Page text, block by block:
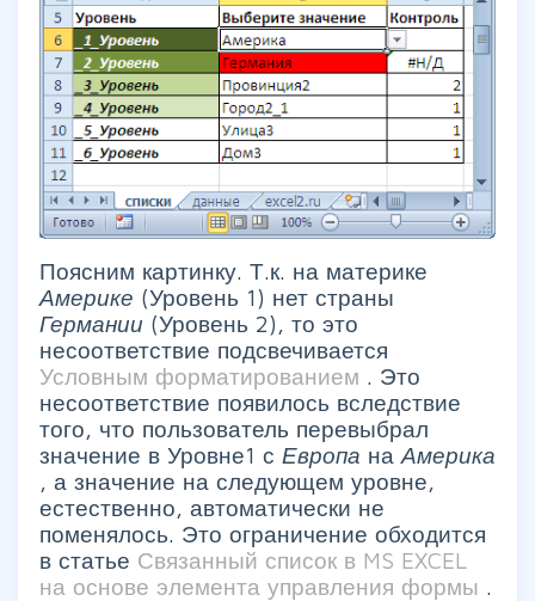
Поясним картинку. Т.к. на материке
Америке (Уровень 1) нет страны
Германии (Уровень 2), то это
несоответствие подсвечивается
Условным форматированием . Это
несоответствие появилось вследствие
того, что пользователь перевыбрал
значение в Уровне1 с Европа на Америка
, а значение на следующем уровне,
естественно, автоматически не
поменялось. Это ограничение обходится
в статье Связанный список в MS EXCEL
на основе элемента управления формы .